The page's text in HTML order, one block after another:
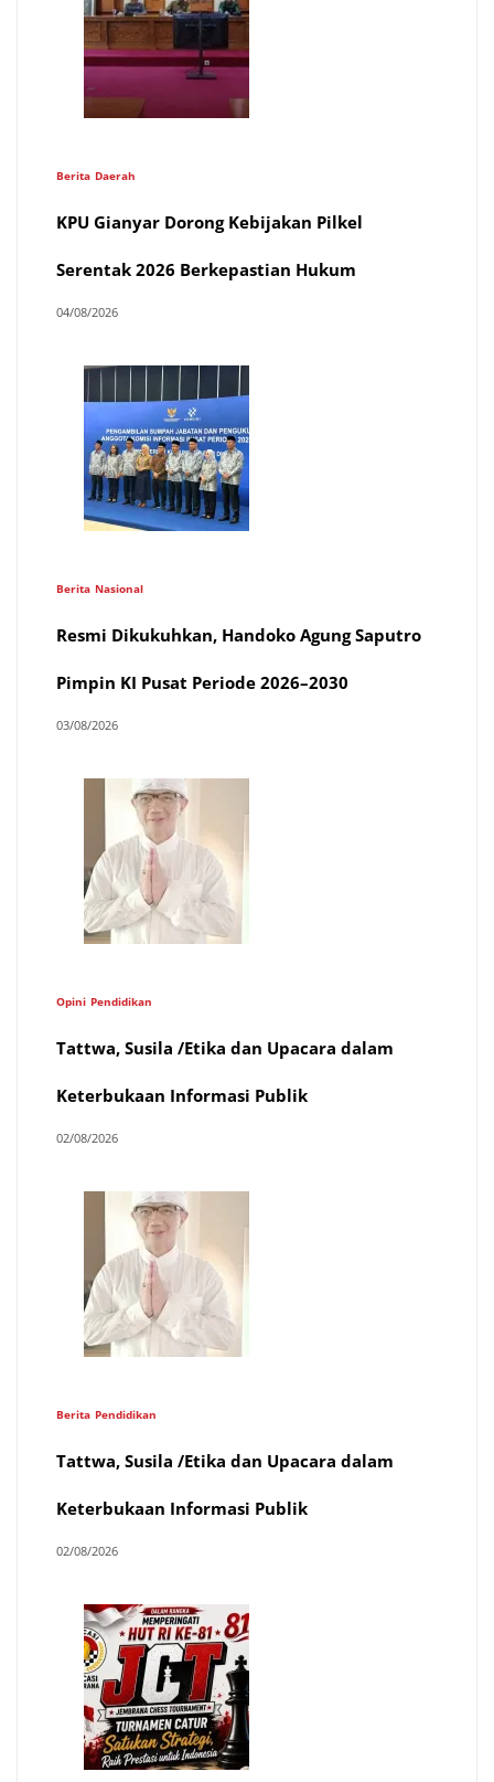
Berita Daerah
KPU Gianyar Dorong Kebijakan Pilkel
Serentak 2026 Berkepastian Hukum
04/08/2026
Berita Nasional
Resmi Dikukuhkan, Handoko Agung Saputro
Pimpin KI Pusat Periode 2026–2030
03/08/2026
Opini Pendidikan
Tattwa, Susila /Etika dan Upacara dalam
Keterbukaan Informasi Publik
02/08/2026
Berita Pendidikan
Tattwa, Susila /Etika dan Upacara dalam
Keterbukaan Informasi Publik
02/08/2026